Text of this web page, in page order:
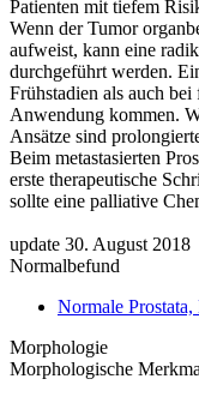
Patienten mit tiefem
Wenn der Tumor
aufweist, kann eine
durchgeführt werden.
Frühstadien als auch
Anwendung kommen.
Ansätze sind
Beim metastasierten
erste therapeutische
sollte eine palliative
update 30. August 2018
Normalbefund
Normale Prostata,
Morphologie
Morphologische